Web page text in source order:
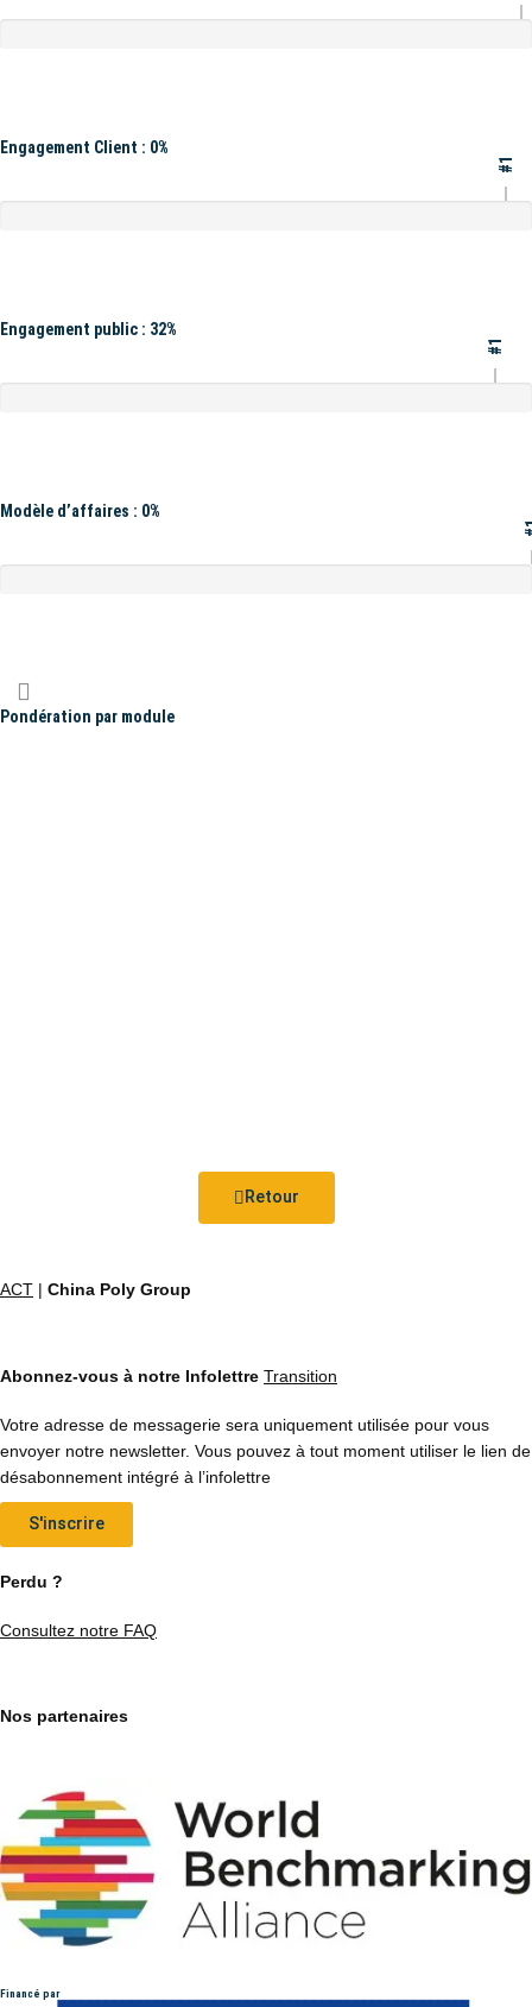
Engagement Client : 0%
#1
Engagement public : 32%
#1
Modèle d’affaires : 0%
Pondération par module
Retour
ACT | China Poly Group
Abonnez-vous à notre Infolettre Transition
Votre adresse de messagerie sera uniquement utilisée pour vous
envoyer notre newsletter. Vous pouvez à tout moment utiliser le lien de
désabonnement intégré à l’infolettre
S'inscrire
Perdu ?
Consultez notre FAQ
Nos partenaires
Financé par